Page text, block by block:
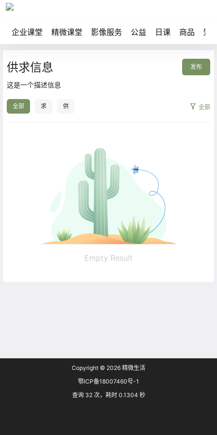
企业课堂 精微课堂 影像服务 公益 日课 商品 知
供求信息 发布
这是一个描述信息
全部 求 供 全部
Empty Result
Copyright © 2026 精微生活
鄂ICP备18007460号-1
查询 32 次，耗时 0.1304 秒